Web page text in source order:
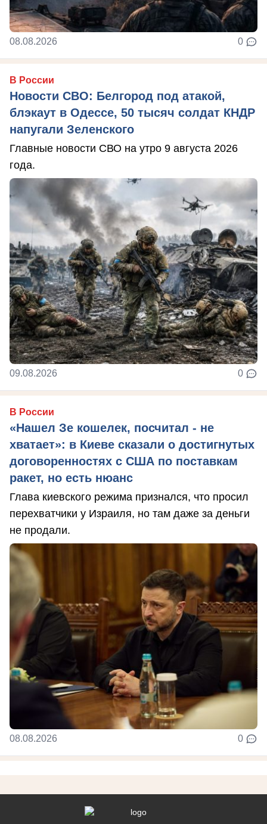
08.08.2026 0
В России
Новости СВО: Белгород под атакой,
блэкаут в Одессе, 50 тысяч солдат КНДР
напугали Зеленского
Главные новости СВО на утро 9 августа 2026
года.
09.08.2026 0
В России
«Нашел Зе кошелек, посчитал - не
хватает»: в Киеве сказали о достигнутых
договоренностях с США по поставкам
ракет, но есть нюанс
Глава киевского режима признался, что просил
перехватчики у Израиля, но там даже за деньги
не продали.
08.08.2026 0